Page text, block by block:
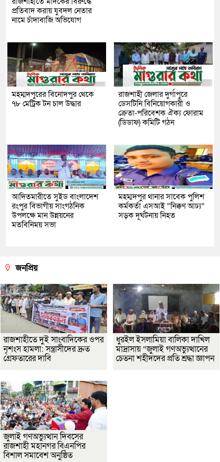
প্রতিবাদ করায় যুবদল নেতার
নামে চাঁদাবাজি অভিযোগ
মহম্মদপুরের বিনোদপুর থেকে
৭৮ মেট্রিক টন চাল উদ্ধার
রাজশাহী জেলার দুর্গাপুরে
ডেসটিনি বিনিয়োগকারী ও
ক্রেতা-পরিবেশক ঐক্য ফোরাম
(ডিডাফ) কমিটি গঠন
আদিতমারীতে সুইড বাংলাদেশ
রংপুর বিভাগীয় সাংগঠনিক
উপলক্ষে মান উন্নয়নের
মতবিনিময় সভা
মহম্মদপুর থানার সাবেক পুলিশ
কর্মকর্তা এসআই “নিক্কণ আঢ্য”
সড়ক দূর্ঘটনায় নিহত
জনপ্রিয়
রাজশাহীতে দুই সাংবাদিকের ওপর
নৃশংস হামলা: সন্ত্রাসীদের দ্রুত
গ্রেফতারের দাবি
ধুরইল ইসলামিয়া বালিকা দাখিল
মাদ্রাসায় “জুলাই গণঅভ্যুত্থানের
চেতনা শহীদদের প্রতি শ্রদ্ধা জ্ঞাপন
জুলাই গণঅভ্যুত্থান দিবসের
রাজশাহী মহানগর বিএনপির
বিশাল সমাবেশ অনুষ্ঠিত